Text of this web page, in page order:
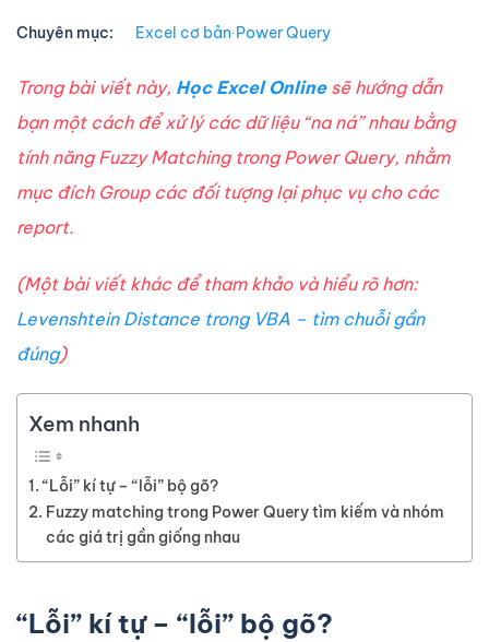
Chuyên mục: Excel cơ bản∙Power Query
Trong bài viết này, Học Excel Online sẽ hướng dẫn
bạn một cách để xử lý các dữ liệu “na ná” nhau bằng
tính năng Fuzzy Matching trong Power Query, nhằm
mục đích Group các đối tượng lại phục vụ cho các
report.
(Một bài viết khác để tham khảo và hiểu rõ hơn:
Levenshtein Distance trong VBA – tìm chuỗi gần
đúng)
Xem nhanh
“Lỗi” kí tự – “lỗi” bộ gõ?
Fuzzy matching trong Power Query tìm kiếm và nhóm
các giá trị gần giống nhau
“Lỗi” kí tự – “lỗi” bộ gõ?